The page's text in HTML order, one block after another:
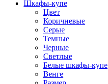
Шкафы-купе
Цвет
Коричневые
Серые
Темные
Черные
Светлые
Белые шкафы-купе
Венге